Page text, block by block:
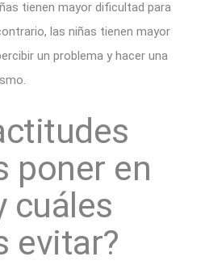
tienen mayor dificultad para
las niñas tienen mayor
un problema y hacer una
poner en
cuáles
evitar?